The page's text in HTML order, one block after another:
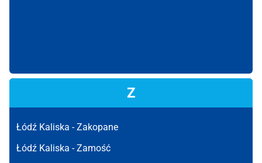
Z
Łódź Kaliska -Zakopane
Łódź Kaliska -Zamość